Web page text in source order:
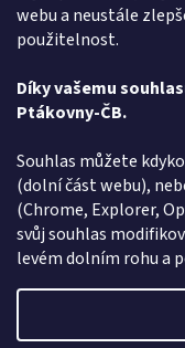
webu a neustále
použitelnost.
Díky vašemu
Ptákovny-ČB.
Souhlas můžete
(dolní část webu),
(Chrome, Explorer,
svůj souhlas
levém dolním rohu a
Nejbohatší člověk je
tak si vyberte masku
námi.
zvířati jiné zajímavé
vlka,halloweenské kostýmy